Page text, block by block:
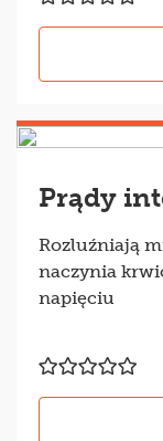
Prądy
Rozluźniają
naczynia
napięciu